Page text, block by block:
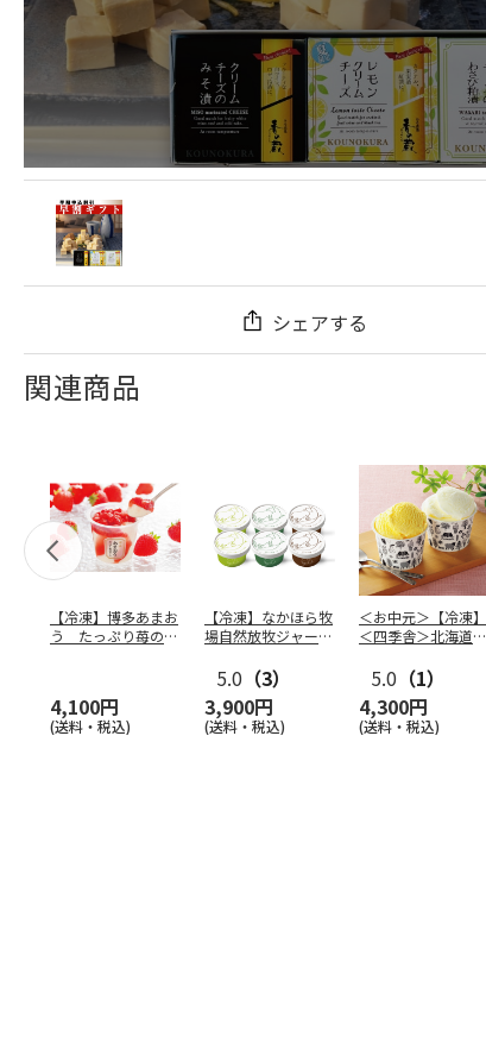
シェアする
関連商品
【冷凍】博多あまお
う たっぷり苺のア
4,100円
(送料・税込)
【冷凍】なかほら牧
場自然放牧ジャージ
ト（…
5.0 （3）
3,900円
(送料・税込)
＜お中元＞【冷凍】
＜四季舎＞北海道さ
イス…
5.0 （1）
4,300円
(送料・税込)